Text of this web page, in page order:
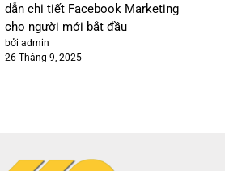
dẫn chi tiết Facebook Marketing
cho người mới bắt đầu
bởi admin
26 Tháng 9, 2025